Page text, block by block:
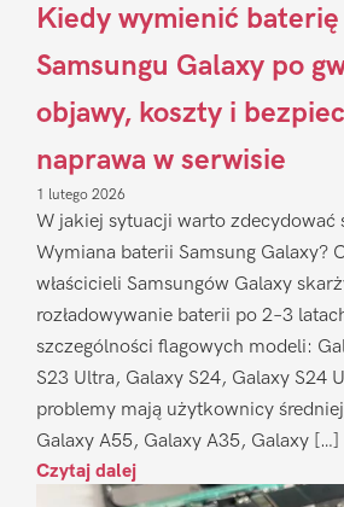
Kiedy wymienić
Samsungu Galaxy po
objawy, koszty i
naprawa w serwisie
1 lutego 2026
W jakiej sytuacji warto zdecydować
Wymiana baterii Samsung Galaxy?
właścicieli Samsungów Galaxy
rozładowywanie baterii po 2–3
szczególności flagowych modeli:
S23 Ultra, Galaxy S24, Galaxy S24
problemy mają użytkownicy
Galaxy A55, Galaxy A35, Galaxy […]
Czytaj dalej